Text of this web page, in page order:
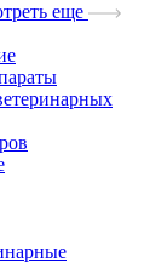
еще